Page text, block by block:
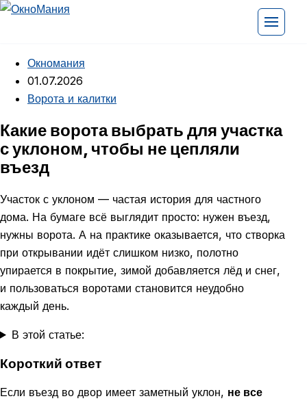
Перейти к содержимому
Окномания
01.07.2026
Ворота и калитки
Какие ворота выбрать для участка
с уклоном, чтобы не цепляли
въезд
Участок с уклоном — частая история для частного
дома. На бумаге всё выглядит просто: нужен въезд,
нужны ворота. А на практике оказывается, что створка
при открывании идёт слишком низко, полотно
упирается в покрытие, зимой добавляется лёд и снег,
и пользоваться воротами становится неудобно
каждый день.
В этой статье:
Короткий ответ
Если въезд во двор имеет заметный уклон, не все